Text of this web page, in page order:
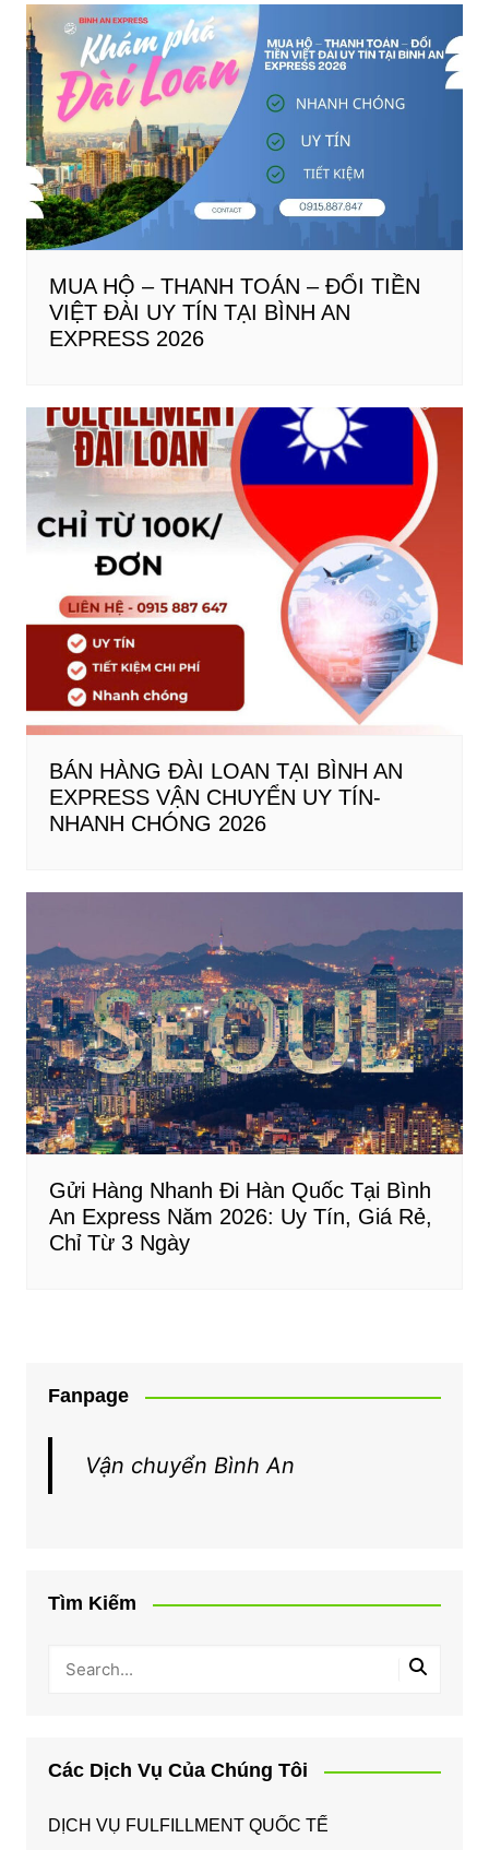
MUA HỘ – THANH TOÁN – ĐỔI TIỀN
VIỆT ĐÀI UY TÍN TẠI BÌNH AN
EXPRESS 2026
BÁN HÀNG ĐÀI LOAN TẠI BÌNH AN
EXPRESS VẬN CHUYỂN UY TÍN-
NHANH CHÓNG 2026
Gửi Hàng Nhanh Đi Hàn Quốc Tại Bình
An Express Năm 2026: Uy Tín, Giá Rẻ,
Chỉ Từ 3 Ngày
Fanpage
Vận chuyển Bình An
Tìm Kiếm
Các Dịch Vụ Của Chúng Tôi
DỊCH VỤ FULFILLMENT QUỐC TẾ